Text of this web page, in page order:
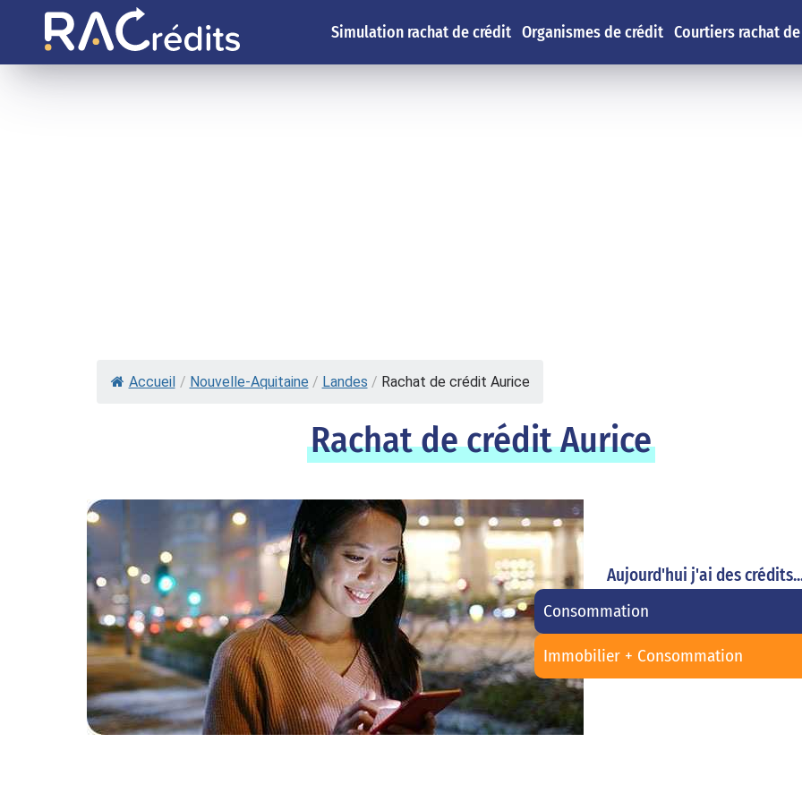
Simulation rachat de crédit Organismes de crédit Courtiers rachat
Accueil / Nouvelle-Aquitaine / Landes / Rachat de crédit Aurice
Rachat de crédit Aurice
Aujourd'hui j'ai des
Consommation
Immobilier + Consommation